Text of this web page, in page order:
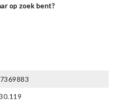
op zoek bent?